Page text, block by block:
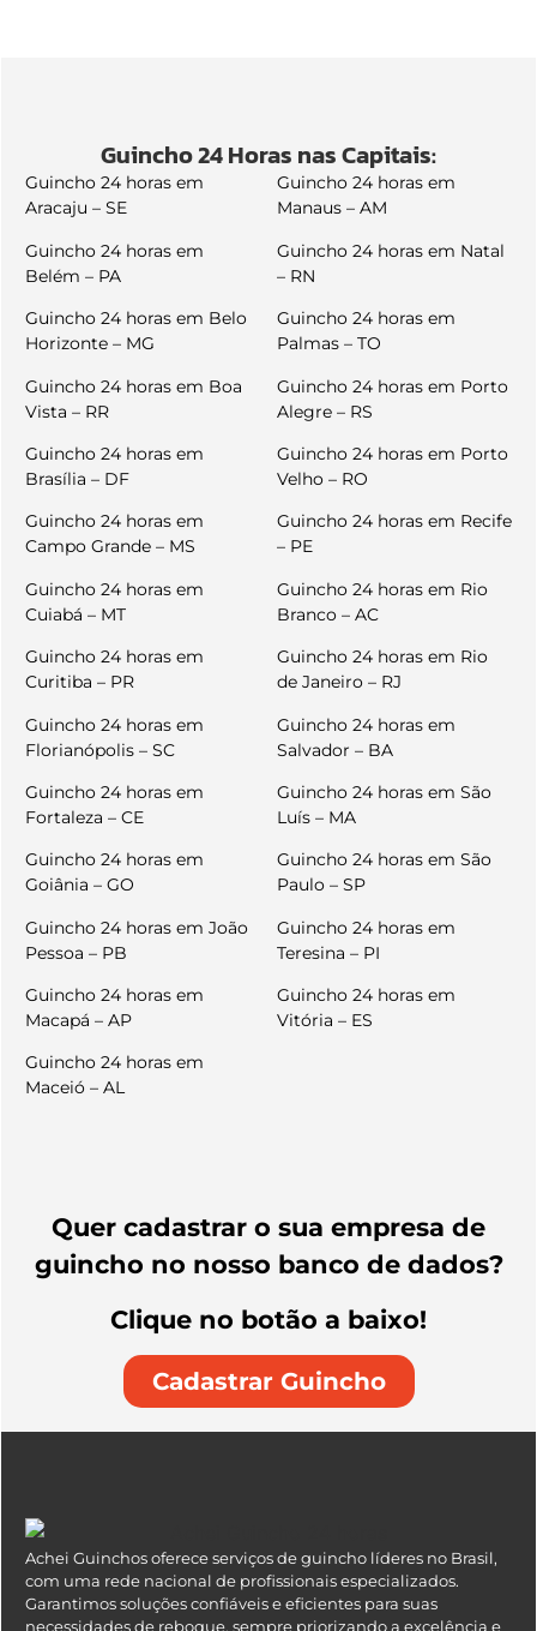
Guincho 24 Horas nas Capitais:
Guincho 24 horas em
Aracaju – SE
Guincho 24 horas em
Belém – PA
Guincho 24 horas em Belo
Horizonte – MG
Guincho 24 horas em Boa
Vista – RR
Guincho 24 horas em
Brasília – DF
Guincho 24 horas em
Campo Grande – MS
Guincho 24 horas em
Cuiabá – MT
Guincho 24 horas em
Curitiba – PR
Guincho 24 horas em
Florianópolis – SC
Guincho 24 horas em
Fortaleza – CE
Guincho 24 horas em
Goiânia – GO
Guincho 24 horas em João
Pessoa – PB
Guincho 24 horas em
Macapá – AP
Guincho 24 horas em
Maceió – AL
Guincho 24 horas em
Manaus – AM
Guincho 24 horas em Natal
– RN
Guincho 24 horas em
Palmas – TO
Guincho 24 horas em Porto
Alegre – RS
Guincho 24 horas em Porto
Velho – RO
Guincho 24 horas em Recife
– PE
Guincho 24 horas em Rio
Branco – AC
Guincho 24 horas em Rio
de Janeiro – RJ
Guincho 24 horas em
Salvador – BA
Guincho 24 horas em São
Luís – MA
Guincho 24 horas em São
Paulo – SP
Guincho 24 horas em
Teresina – PI
Guincho 24 horas em
Vitória – ES
Quer cadastrar o sua empresa de
guincho no nosso banco de dados?
Clique no botão a baixo!
Cadastrar Guincho
Achei Guinchos oferece serviços de guincho líderes no Brasil,
com uma rede nacional de profissionais especializados.
Garantimos soluções confiáveis e eficientes para suas
necessidades de reboque, sempre priorizando a excelência e